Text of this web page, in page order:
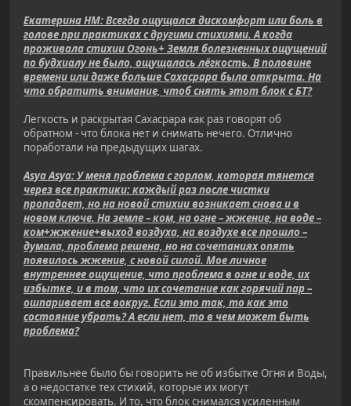
Екатерина НМ: Всегда ощущался дискомфорт или боль в
голове при практиках с другими стихиями. А когда
проживала стихии Огонь+ Земля болезненных ощущений
по будхиалу не было, ощущалась лёгкость. В половине
времени или даже больше Сахасрара была открыта. На
что обратить внимание, чтоб снять этот блок с БТ?
Легкость и раскрытая Сахасрара как раз говорят об
обратном - что блока нет и снимать нечего. Отлично
поработали на предыдущих шагах.
Asya Asya: У меня проблема с горлом, которая тянется
через все практики: каждый раз после чистки
пропадает, но на новой стихии возникает снова и в
новом ключе. На земле – ком, на огне – жжение, на воде –
ком+жжение+выход воздуха, на воздухе все прошло –
думала, проблема решена, но на сочетаниях опять
появилось жжение, с новой силой. Мое личное
внутреннее ощущение, что проблема в огне и воде, их
избытке, и в том, что их сочетание как горячий пар –
ошпаривает все вокруг. Если это так, то как это
состояние убрать? А если нет, то в чем может быть
проблема?
Правильнее было бы говорить не об избытке Огня и Воды,
а о недостатке тех стихий, которые их могут
скомпенсировать. И то, что блок снимался усиленным